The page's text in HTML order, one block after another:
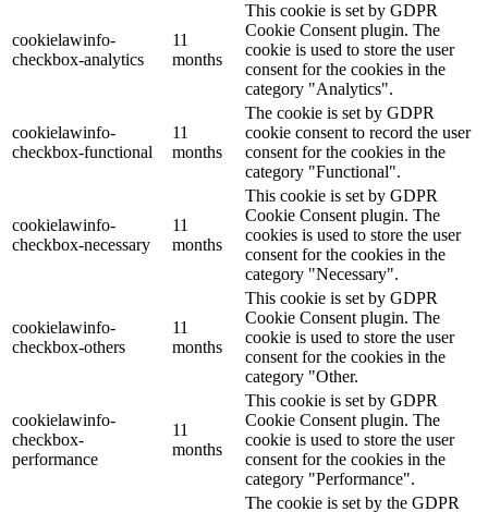
cookielawinfo-
checkbox-analytics
11
months
This cookie is set by GDPR
Cookie Consent plugin. The
cookie is used to store the user
consent for the cookies in the
category "Analytics".
cookielawinfo-
checkbox-functional
11
months
The cookie is set by GDPR
cookie consent to record the user
consent for the cookies in the
category "Functional".
cookielawinfo-
checkbox-necessary
11
months
This cookie is set by GDPR
Cookie Consent plugin. The
cookies is used to store the user
consent for the cookies in the
category "Necessary".
cookielawinfo-
checkbox-others
11
months
This cookie is set by GDPR
Cookie Consent plugin. The
cookie is used to store the user
consent for the cookies in the
category "Other.
cookielawinfo-
checkbox-
performance
11
months
This cookie is set by GDPR
Cookie Consent plugin. The
cookie is used to store the user
consent for the cookies in the
category "Performance".
The cookie is set by the GDPR